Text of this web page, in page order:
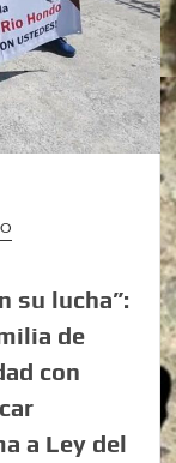
su lucha”:
de
con
a Ley del